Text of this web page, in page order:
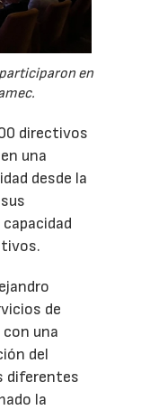
en
directivos
una
desde la
de
una
del
diferentes
la